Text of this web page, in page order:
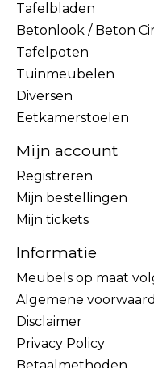
Tafelbladen
Betonlook / Beton
Tafelpoten
Tuinmeubelen
Diversen
Eetkamerstoelen
Mijn account
Registreren
Mijn bestellingen
Mijn tickets
Informatie
Meubels op maat
Algemene
Disclaimer
Privacy Policy
Betaalmethoden